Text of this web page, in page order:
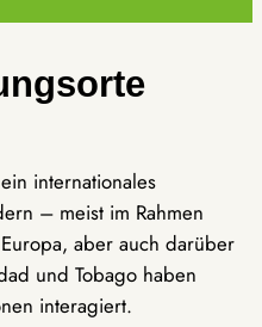
internationales
– meist im Rahmen
aber auch darüber
und Tobago haben
interagiert.